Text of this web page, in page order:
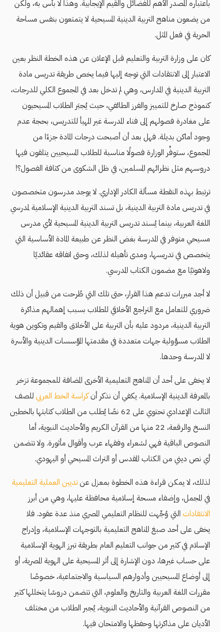
باعتباره المصدر الأهم للفضائل والقيم الإيجابية. وهذا لا بأس به، ولكن
من يضعون مناهج التربية الدينية المسيحية لا يتمتعون بنفس مساحة
الحرية في فعل المثل.
كان على وزارة التربية والتعليم قبل الإعلان عن هذه الخطة النظر بعين
الاعتبار إلى الانتقادات التي توجه إليها فيما يخص طريقة تدريس مادة
التربية الدينية في المدارس، وهي لم تدخل بعد في المجموع الكلي للدرجات،
كنموذج صارخ للتمييز والفرز الطائفي، حيث يُجبَر الطلاب المسيحيون
على مغادرة فصولهم إلى فناء المدرسة غير المهيأ للتدريس، بحجة عدم
وجود أماكن بديلة. فهل بعد أن أصبحت درجات المادة جزءًا من
المجموع، ستوفِّر الوزارة فصولًا مناسبة للطلاب المسيحيين يتلقون فيها
دروسهم مثل نظرائهم المسلمين، في ظل الشكوى من كثافة الفصول؟!
ترتبط بهذه النقطة مسألة الكادر الإداري. لا يوجد مدرسون متخصصون
في تدريس مادة التربية الدينية، بل تسند التربية الدينية الإسلامية لمدرسي
اللغة العربية، بينما يُسند تدريس التربية الدينية المسيحية لأي مدرس
مسيحي متوفر في المدرسة بغض النظر عن طبيعة المادة الأساسية التي
يتخصص في تدريسها، ومدى تأهيله لذلك، وحتى اتفاقه عقائديًا
ولاهوتيًا مع مضمون الكتاب المدرسي.
لا أجد مبررات تدعم هذا القرار، حتى تلك التي طُرحت من قبيل أن ذلك
ضروري للتعامل مع التراجع الأخلاقي للطلاب بسبب إهمالهم مذاكرة
التربية الدينية، مردود عليه بأن التربية على الأخلاق والقيم وتكوين هوية
الطلاب مسؤولية جهات متعددة في مقدمتها المؤسسات الدينية والأسرة
لا المدرسة وحدها.
لا يخفى على أحد أن المناهج التعليمية الأخرى المضافة للمجموعة تزخر
بالمعرفة الدينية الإسلامية. يكفي أن نذكر أنكراسة الخط العربي للصف
الثالث الإعدادي تحتوي على 62 نصًا يُطلب من الطلاب كتابتها بالخطين
النسخ والرقعة، 22 منها من القرآن الكريم والأحاديث النبوية، أما
النصوص الباقية فهي لشعراء وفقهاء عرب وأقوال مأثورة. ولا تتضمن
أي نص ديني من الكتاب المقدس أو التراث المسيحي أو اليهودي.
لذلك، لا يمكن قراءة هذه الخطوة بمعزل عنتديين العملية التعليمية
في المجمل، وإضفاء مسحة إسلامية محافظة عليها، وهي من أبرز
الانتقادات التي وُجِّهت للنظام التعليمي المصري منذ عدة عقود. فلا
يخفى على أحد صبغ المناهج التعليمية بالتوجهات الإسلامية، وإدراج
الإسلام في كثير من جوانب التعليم العام بطريقة تبرز الهوية الإسلامية
على حساب غيرها، دون الإشارة إلى أثر المسيحية على الهوية المصرية، أو
إلى أوضاع المسيحيين وأدوارهم السياسية والاجتماعية، خصوصًا
مقررات اللغة العربية والتاريخ والعلوم، التي تتضمن دروسًا يتخللها كثير
من النصوص القرآنية والأحاديث النبوية، يُجبر الطلاب من مختلف
الأديان على مذاكرتها وحفظها والامتحان فيها.